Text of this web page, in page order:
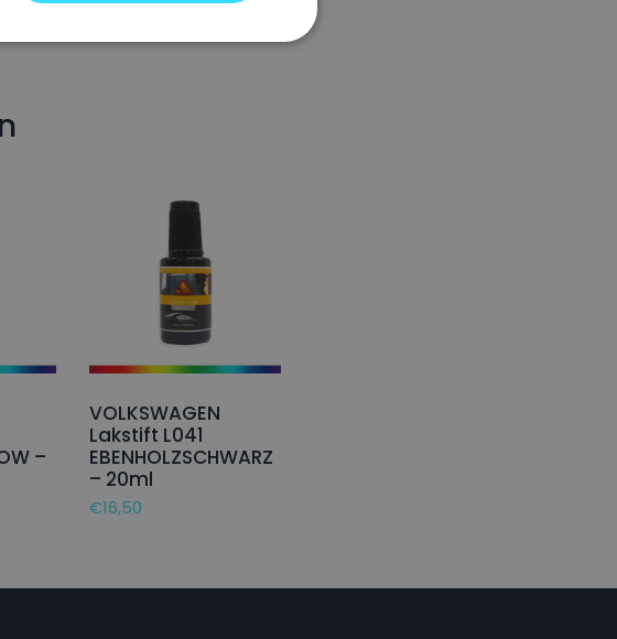
–
VOLKSWAGEN
Lakstift L041
EBENHOLZSCHWARZ
– 20ml
€16,50